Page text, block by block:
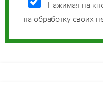
Нажимая на
на обработку своих